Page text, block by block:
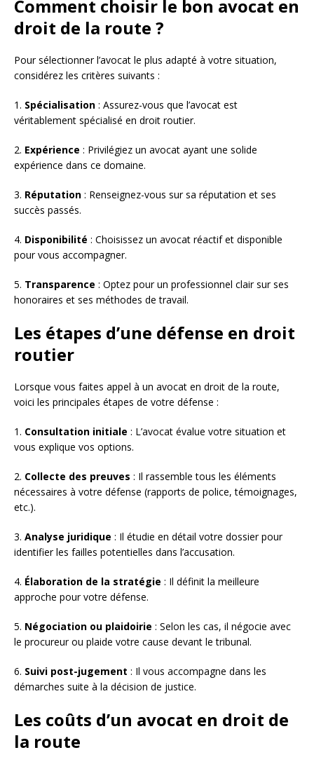
Comment choisir le bon avocat en
droit de la route ?
Pour sélectionner l’avocat le plus adapté à votre situation,
considérez les critères suivants :
1. Spécialisation : Assurez-vous que l’avocat est
véritablement spécialisé en droit routier.
2. Expérience : Privilégiez un avocat ayant une solide
expérience dans ce domaine.
3. Réputation : Renseignez-vous sur sa réputation et ses
succès passés.
4. Disponibilité : Choisissez un avocat réactif et disponible
pour vous accompagner.
5. Transparence : Optez pour un professionnel clair sur ses
honoraires et ses méthodes de travail.
Les étapes d’une défense en droit
routier
Lorsque vous faites appel à un avocat en droit de la route,
voici les principales étapes de votre défense :
1. Consultation initiale : L’avocat évalue votre situation et
vous explique vos options.
2. Collecte des preuves : Il rassemble tous les éléments
nécessaires à votre défense (rapports de police, témoignages,
etc.).
3. Analyse juridique : Il étudie en détail votre dossier pour
identifier les failles potentielles dans l’accusation.
4. Élaboration de la stratégie : Il définit la meilleure
approche pour votre défense.
5. Négociation ou plaidoirie : Selon les cas, il négocie avec
le procureur ou plaide votre cause devant le tribunal.
6. Suivi post-jugement : Il vous accompagne dans les
démarches suite à la décision de justice.
Les coûts d’un avocat en droit de
la route